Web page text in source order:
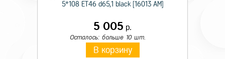
5*108 ET46 d65,1 black [16013 AM]
5 005 р.
Осталось: больше 10 шт.
В корзину